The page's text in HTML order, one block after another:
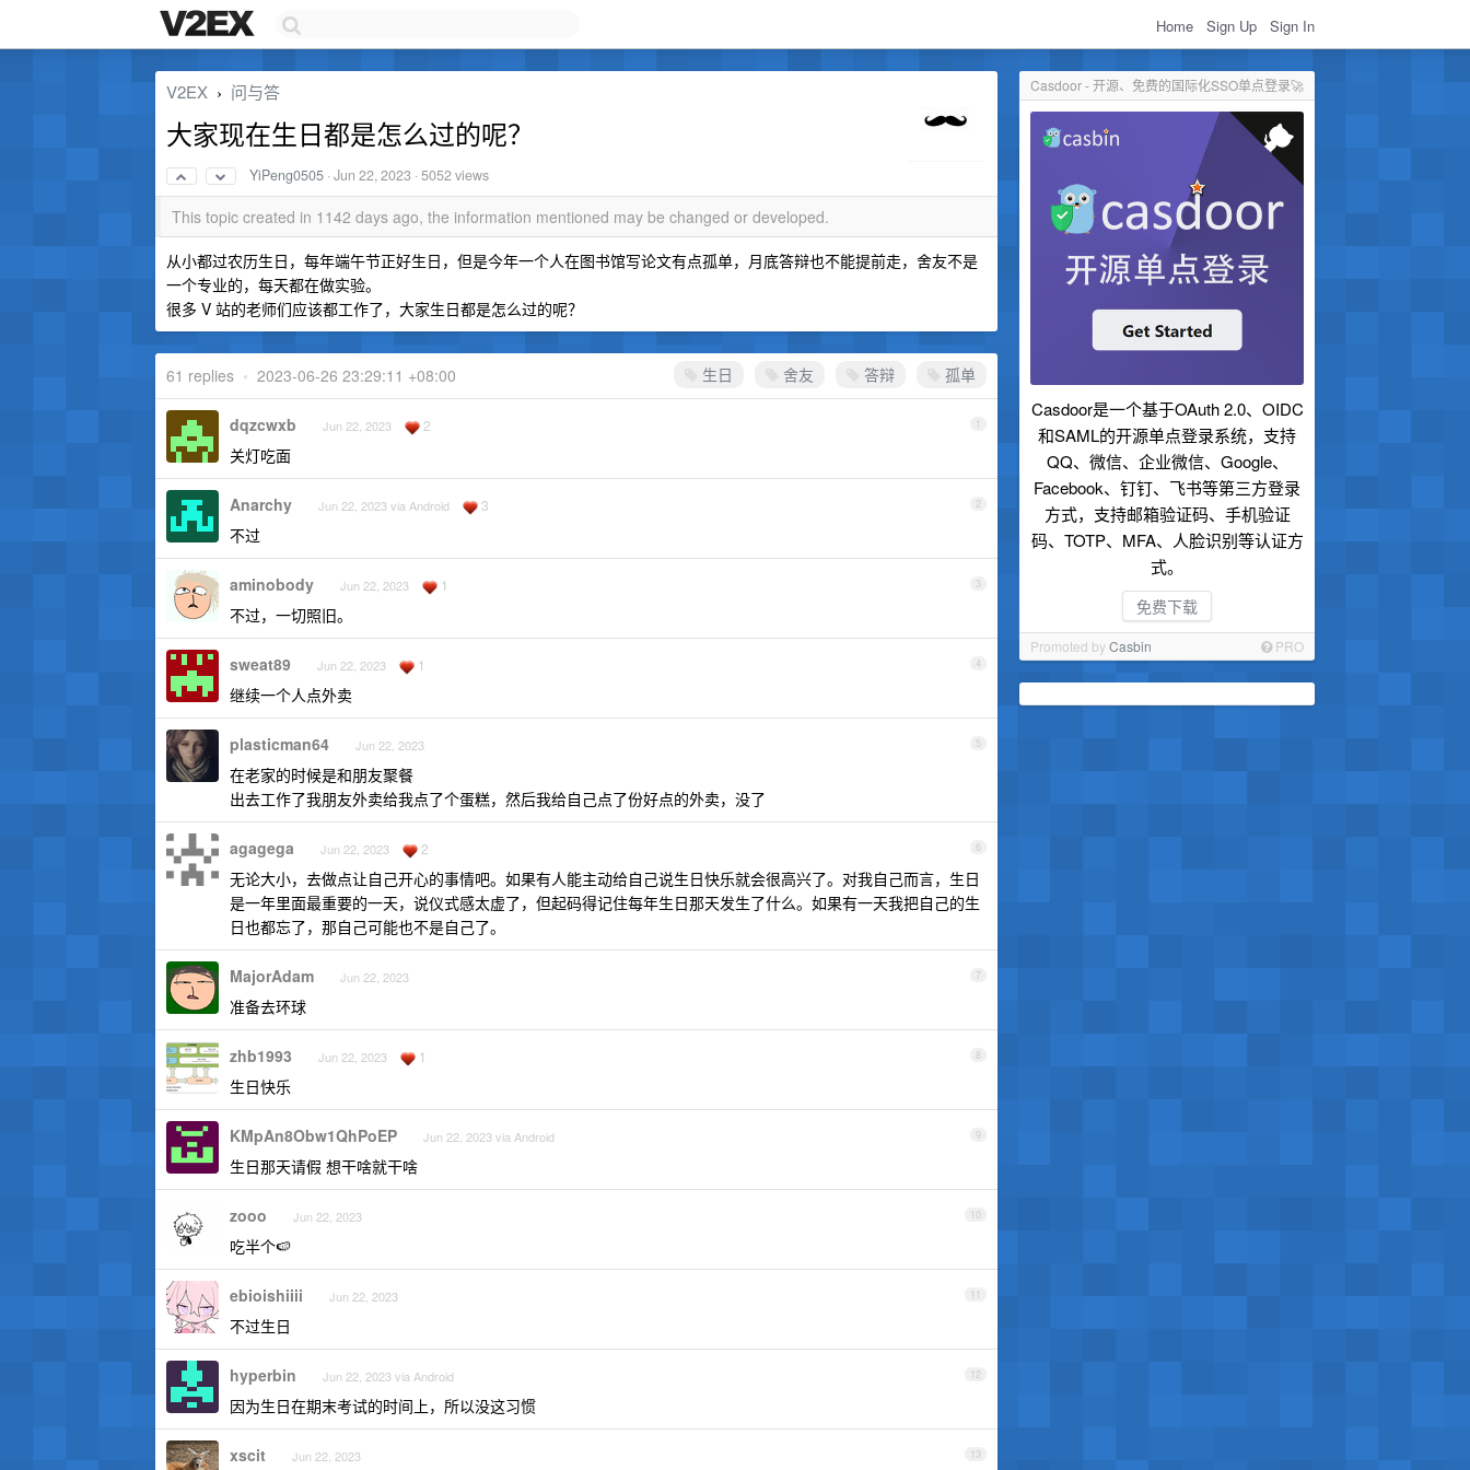
Home Sign Up Sign In
Casdoor - 开源、免费的国际化SSO单点登录🚀
Casdoor是一个基于OAuth 2.0、OIDC
和SAML的开源单点登录系统，支持
QQ、微信、企业微信、Google、
Facebook、钉钉、飞书等第三方登录
方式，支持邮箱验证码、手机验证
码、TOTP、MFA、人脸识别等认证方
式。
免费下载
Promoted byCasbin PRO
V2EX › 问与答
大家现在生日都是怎么过的呢？
YiPeng0505 ·Jun 22, 2023 · 5052 views
This topic created in 1142 days ago, the information mentioned may be changed or developed.
从小都过农历生日，每年端午节正好生日，但是今年一个人在图书馆写论文有点孤单，月底答辩也不能提前走，舍友不是
一个专业的，每天都在做实验。
很多 V 站的老师们应该都工作了，大家生日都是怎么过的呢？
生日 舍友 答辩 孤单
61 replies • 2023-06-26 23:29:11 +08:00
1
dqzcwxb Jun 22, 2023 2
关灯吃面
2
Anarchy Jun 22, 2023 via Android 3
不过
3
aminobody Jun 22, 2023 1
不过，一切照旧。
4
sweat89 Jun 22, 2023 1
继续一个人点外卖
5
plasticman64 Jun 22, 2023
在老家的时候是和朋友聚餐
出去工作了我朋友外卖给我点了个蛋糕，然后我给自己点了份好点的外卖，没了
6
agagega Jun 22, 2023 2
无论大小，去做点让自己开心的事情吧。如果有人能主动给自己说生日快乐就会很高兴了。对我自己而言，生日
是一年里面最重要的一天，说仪式感太虚了，但起码得记住每年生日那天发生了什么。如果有一天我把自己的生
日也都忘了，那自己可能也不是自己了。
7
MajorAdam Jun 22, 2023
准备去环球
8
zhb1993 Jun 22, 2023 1
生日快乐
9
KMpAn8Obw1QhPoEP Jun 22, 2023 via Android
生日那天请假 想干啥就干啥
10
zooo Jun 22, 2023
吃半个🍉
11
ebioishiiii Jun 22, 2023
不过生日
12
hyperbin Jun 22, 2023 via Android
因为生日在期末考试的时间上，所以没这习惯
13
xscit Jun 22, 2023